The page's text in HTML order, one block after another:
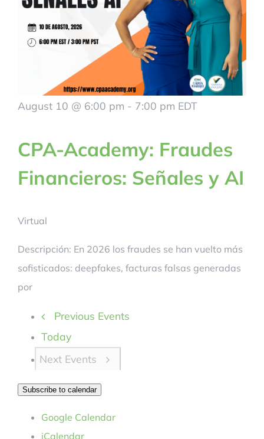
August 10 @ 6:00 pm - 7:00 pm EDT
CPA-Academy: Fraudes
Financieros: Señales y AI
Virtual
Descripción: En 2026 los fraudes se han vuelto más
sofisticados: deepfakes, facturas falsas generadas
por
Previous Events
Today
Next Events
Subscribe to calendar
Google Calendar
iCalendar